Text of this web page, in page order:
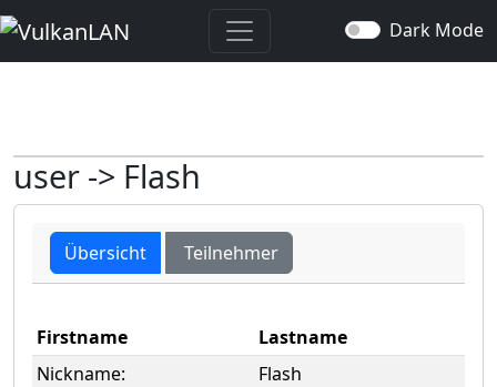
Dark Mode
user -> Flash
Übersicht Teilnehmer
Firstname
Lastname
Nickname:
Flash